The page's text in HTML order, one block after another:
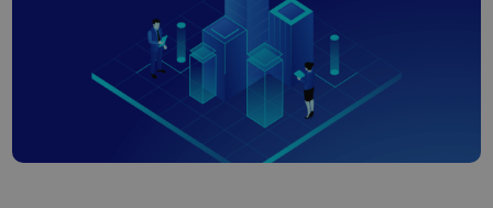
Carteras inteligentes
Una forma inteligente de invertir en criptomonedas
Monedero Kriptomat
Un monedero de criptomonedas seguro y sencillo
Explorador de inversiones
Encuentra tu estrategia cripto